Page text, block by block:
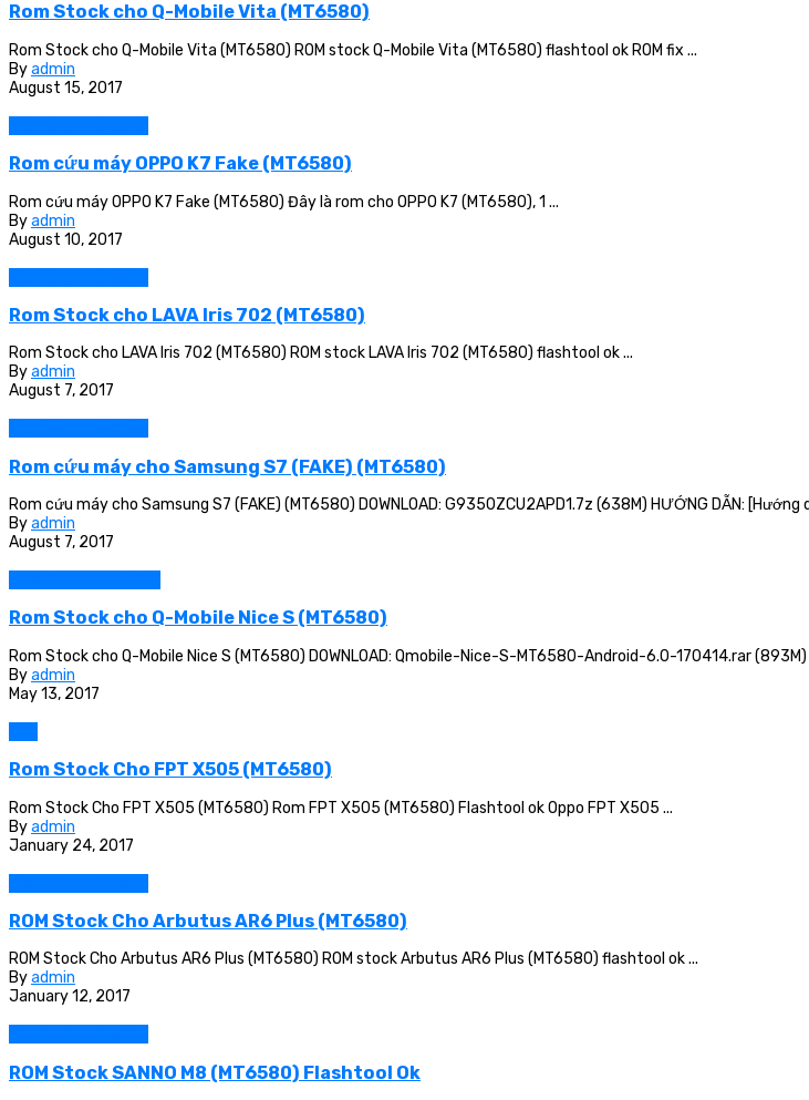
Rom Stock cho Q-Mobile Vita (MT6580)
Rom Stock cho Q-Mobile Vita (MT6580) ROM stock Q-Mobile Vita (MT6580) flashtool ok ROM fix ...
Byadmin
August 15, 2017
Rom cứu máy OPPO K7 Fake (MT6580)
Rom cứu máy OPPO K7 Fake (MT6580) Đây là rom cho OPPO K7 (MT6580), 1 ...
Byadmin
August 10, 2017
Rom Stock cho LAVA Iris 702 (MT6580)
Rom Stock cho LAVA Iris 702 (MT6580) ROM stock LAVA Iris 702 (MT6580) flashtool ok ...
Byadmin
August 7, 2017
Rom cứu máy cho Samsung S7 (FAKE) (MT6580)
Rom cứu máy cho Samsung S7 (FAKE) (MT6580) DOWNLOAD: G9350ZCU2APD1.7z (638M) HƯỚNG DẪN: [Hướng
Byadmin
August 7, 2017
Rom Stock cho Q-Mobile Nice S (MT6580)
Rom Stock cho Q-Mobile Nice S (MT6580) DOWNLOAD: Qmobile-Nice-S-MT6580-Android-6.0-170414.rar (893M)
Byadmin
May 13, 2017
Rom Stock Cho FPT X505 (MT6580)
Rom Stock Cho FPT X505 (MT6580) Rom FPT X505 (MT6580) Flashtool ok Oppo FPT X505 ...
Byadmin
January 24, 2017
ROM Stock Cho Arbutus AR6 Plus (MT6580)
ROM Stock Cho Arbutus AR6 Plus (MT6580) ROM stock Arbutus AR6 Plus (MT6580) flashtool ok ...
Byadmin
January 12, 2017
ROM Stock SANNO M8 (MT6580) Flashtool Ok